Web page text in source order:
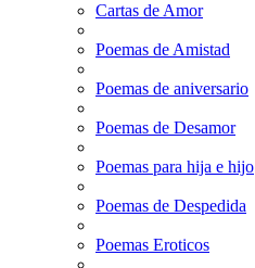
Cartas de Amor
Poemas de Amistad
Poemas de aniversario
Poemas de Desamor
Poemas para hija e hijo
Poemas de Despedida
Poemas Eroticos